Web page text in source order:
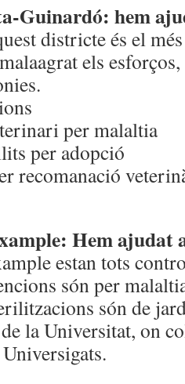
Guinardó: hem
districte és el
els
per malaltia
per adopció
recomanació
Hem ajudat
estan tots
són per
són de
la Universitat, on